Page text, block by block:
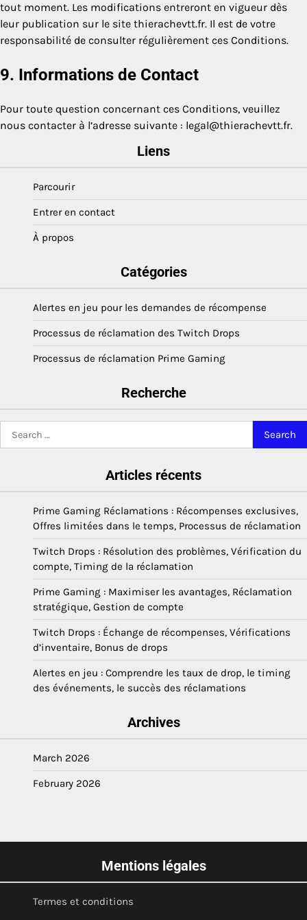
tout moment. Les modifications entreront en vigueur dès
leur publication sur le site thierachevtt.fr. Il est de votre
responsabilité de consulter régulièrement ces Conditions.
9. Informations de Contact
Pour toute question concernant ces Conditions, veuillez
nous contacter à l’adresse suivante : legal@thierachevtt.fr.
Liens
Parcourir
Entrer en contact
À propos
Catégories
Alertes en jeu pour les demandes de récompense
Processus de réclamation des Twitch Drops
Processus de réclamation Prime Gaming
Recherche
for:
Articles récents
Prime Gaming Réclamations : Récompenses exclusives,
Offres limitées dans le temps, Processus de réclamation
Twitch Drops : Résolution des problèmes, Vérification du
compte, Timing de la réclamation
Prime Gaming : Maximiser les avantages, Réclamation
stratégique, Gestion de compte
Twitch Drops : Échange de récompenses, Vérifications
d’inventaire, Bonus de drops
Alertes en jeu : Comprendre les taux de drop, le timing
des événements, le succès des réclamations
Archives
March 2026
February 2026
Mentions légales
Termes et conditions